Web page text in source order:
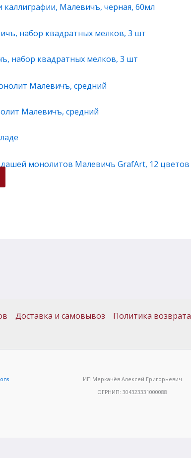
каллиграфии, Малевичъ, черная, 60мл
набор квадратных мелков, 3 шт
Малевичъ, средний
монолитов Малевичъ GrafArt, 12 цветов
Доставка и самовывоз Политика возврата
ИП Меркачёв Алексей Григорьевич
ОГРНИП: 304323331000088